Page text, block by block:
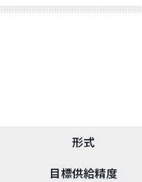
形式
目標供給精度